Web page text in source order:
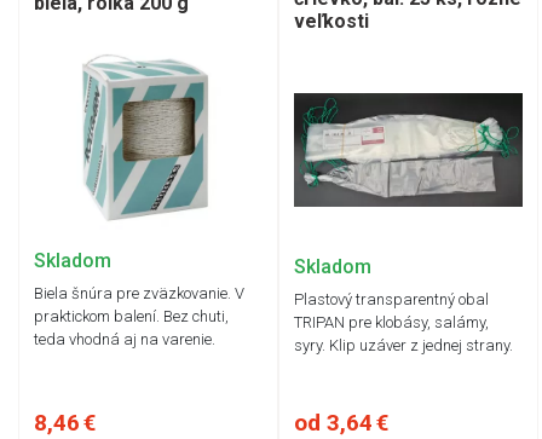
Skladom
Biela šnúra pre zväzkovanie. V
praktickom balení. Bez chuti,
teda vhodná aj na varenie.
8,46 €
veľkosti
Skladom
Plastový transparentný obal
TRIPAN pre klobásy, salámy,
syry. Klip uzáver z jednej strany.
od 3,64 €